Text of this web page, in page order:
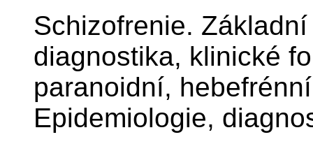
Schizofrenie.
diagnostika, klinické
paranoidní,
Epidemiologie,